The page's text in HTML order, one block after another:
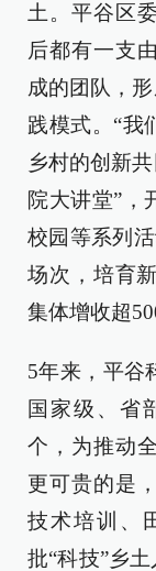
土。平谷区
后都有一支
成的团队，
践模式。“我
乡村的创新
院大讲堂”，
校园等系列
场次，培育
集体增收超
5年来，平谷
国家级、省
个，为推动
更可贵的是
技术培训、
批“科技”乡